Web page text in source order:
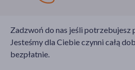
Zadzwoń do nas jeśli potrzebujesz
Jesteśmy dla Ciebie czynni całą
bezpłatnie.